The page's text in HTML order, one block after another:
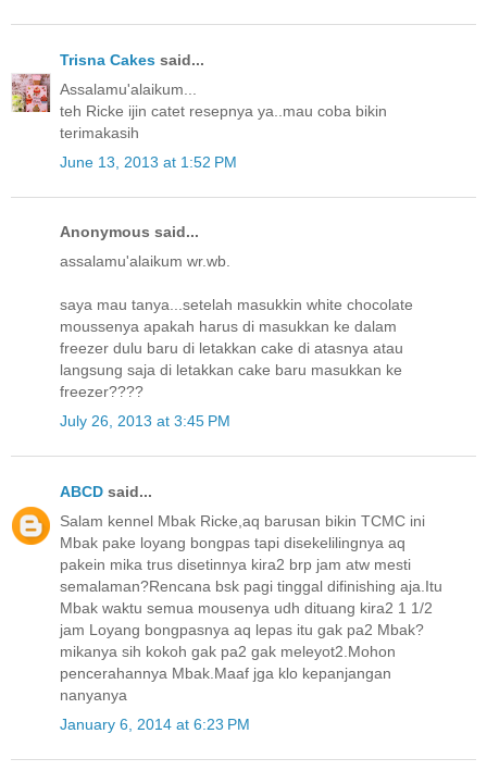
Trisna Cakes said...
Assalamu'alaikum...
teh Ricke ijin catet resepnya ya..mau coba bikin
terimakasih
June 13, 2013 at 1:52 PM
Anonymous said...
assalamu'alaikum wr.wb.
saya mau tanya...setelah masukkin white chocolate
moussenya apakah harus di masukkan ke dalam
freezer dulu baru di letakkan cake di atasnya atau
langsung saja di letakkan cake baru masukkan ke
freezer????
July 26, 2013 at 3:45 PM
ABCD said...
Salam kennel Mbak Ricke,aq barusan bikin TCMC ini
Mbak pake loyang bongpas tapi disekelilingnya aq
pakein mika trus disetinnya kira2 brp jam atw mesti
semalaman?Rencana bsk pagi tinggal difinishing aja.Itu
Mbak waktu semua mousenya udh dituang kira2 1 1/2
jam Loyang bongpasnya aq lepas itu gak pa2 Mbak?
mikanya sih kokoh gak pa2 gak meleyot2.Mohon
pencerahannya Mbak.Maaf jga klo kepanjangan
nanyanya
January 6, 2014 at 6:23 PM